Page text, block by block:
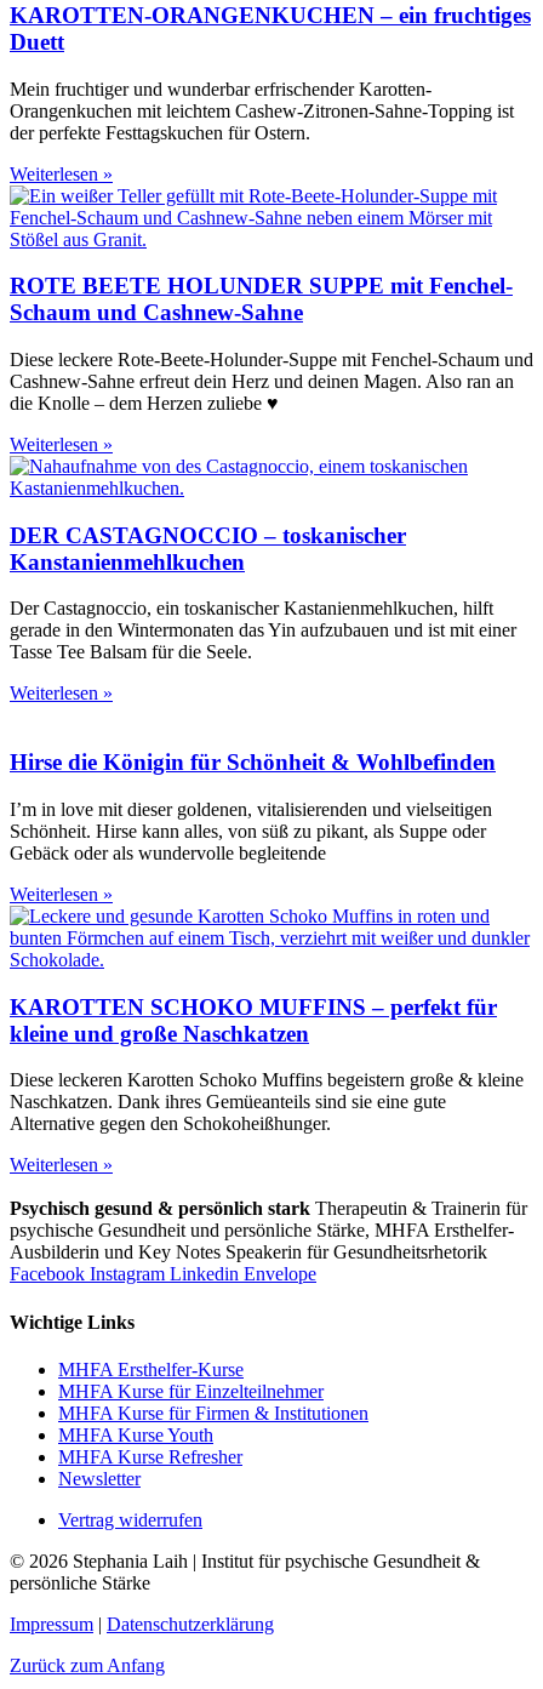
KAROTTEN-ORANGENKUCHEN – ein fruchtiges
Duett
Mein fruchtiger und wunderbar erfrischender Karotten-
Orangenkuchen mit leichtem Cashew-Zitronen-Sahne-Topping ist
der perfekte Festtagskuchen für Ostern.
Weiterlesen »
ROTE BEETE HOLUNDER SUPPE mit Fenchel-
Schaum und Cashnew-Sahne
Diese leckere Rote-Beete-Holunder-Suppe mit Fenchel-Schaum und
Cashnew-Sahne erfreut dein Herz und deinen Magen. Also ran an
die Knolle – dem Herzen zuliebe ♥
Weiterlesen »
DER CASTAGNOCCIO – toskanischer
Kanstanienmehlkuchen
Der Castagnoccio, ein toskanischer Kastanienmehlkuchen, hilft
gerade in den Wintermonaten das Yin aufzubauen und ist mit einer
Tasse Tee Balsam für die Seele.
Weiterlesen »
Hirse die Königin für Schönheit & Wohlbefinden
I’m in love mit dieser goldenen, vitalisierenden und vielseitigen
Schönheit. Hirse kann alles, von süß zu pikant, als Suppe oder
Gebäck oder als wundervolle begleitende
Weiterlesen »
KAROTTEN SCHOKO MUFFINS – perfekt für
kleine und große Naschkatzen
Diese leckeren Karotten Schoko Muffins begeistern große & kleine
Naschkatzen. Dank ihres Gemüeanteils sind sie eine gute
Alternative gegen den Schokoheißhunger.
Weiterlesen »
Psychisch gesund & persönlich stark Therapeutin & Trainerin für
psychische Gesundheit und persönliche Stärke, MHFA Ersthelfer-
Aus­bild­er­in und Key Notes Speakerin für Gesundheits­rhetorik
Facebook Instagram Linkedin Envelope
Wichtige Links
MHFA Ersthelfer-Kurse
MHFA Kurse für Einzelteilnehmer
MHFA Kurse für Firmen & Institutionen
MHFA Kurse Youth
MHFA Kurse Refresher
Newsletter
Vertrag widerrufen
© 2026 Stephania Laih | Institut für psychische Gesundheit &
persönliche Stärke
Impressum | Datenschutzerklärung
Zurück zum Anfang